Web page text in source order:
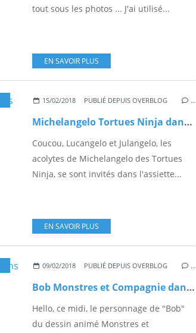
tout sous les photos ... J'ai utilisé...
EN SAVOIR PLUS
15/02/2018 PUBLIÉ DEPUIS OVERBLOG …
Michelangelo Tortues Ninja dans l'assiette
Coucou, Lucangelo et Julangelo, les
acolytes de Michelangelo des Tortues
Ninja, se sont invités dans l'assiette...
EN SAVOIR PLUS
09/02/2018 PUBLIÉ DEPUIS OVERBLOG …
Bob Monstres et Compagnie dans l'assiette
Hello, ce midi, le personnage de "Bob"
du dessin animé Monstres et